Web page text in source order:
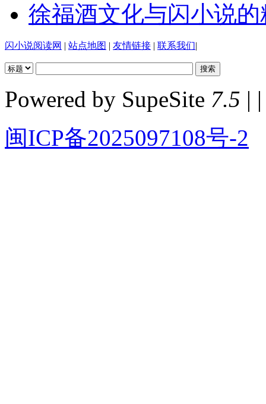
徐福酒文化与闪小说
闪小说阅读网 | 站点地图 | 友情链接 | 联系我们|
Powered by SupeSite 7.5 | |
闽ICP备2025097108号-2